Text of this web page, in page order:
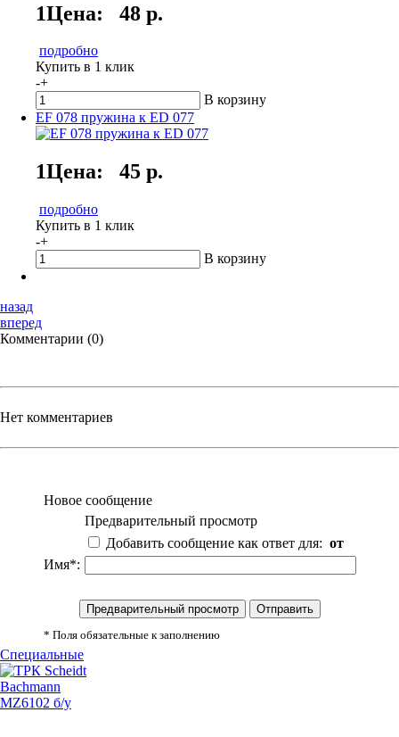
1Цена: 48 р.
подробно
Купить в 1 клик
-+
В корзину
EF 078 пружина к ED 077
1Цена: 45 р.
подробно
Купить в 1 клик
-+
В корзину
назад
вперед
Комментарии (0)
Нет комментариев
Новое сообщение
Предварительный просмотр
Добавить сообщение как ответ для: от
Имя*:
* Поля обязательные к заполнению
Специальные